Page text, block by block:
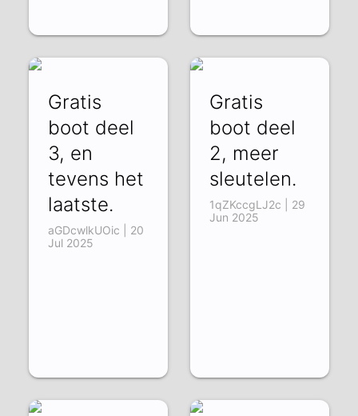
Gratis
boot deel
3, en
tevens het
laatste.
aGDcwlkUOic | 20
Jul 2025
Gratis
boot deel
2, meer
sleutelen.
1qZKccgLJ2c | 29
Jun 2025